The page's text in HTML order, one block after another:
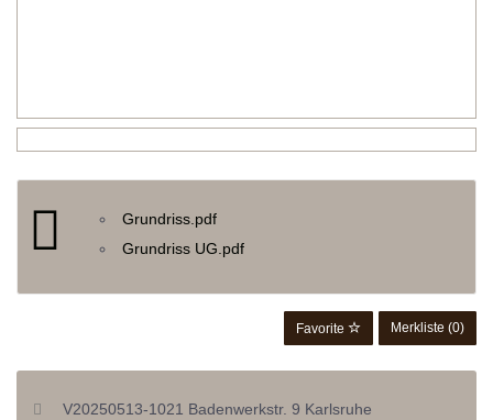
Grundriss.pdf
Grundriss UG.pdf
Merkliste (0)
Favorite
V20250513-1021 Badenwerkstr. 9 Karlsruhe